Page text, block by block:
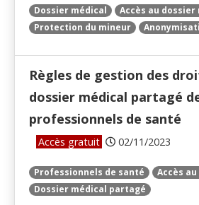
Dossier médical
Accès au dossier
Protection du mineur
Règles de gestion des
dossier médical partagé
professionnels de santé
Accès gratuit 02/11/2023
Professionnels de santé
Accès
Dossier médical partagé